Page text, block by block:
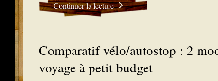
Continuer la lecture
Comparatif vélo/autostop : 2
voyage à petit budget